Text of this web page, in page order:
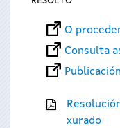
O
Consulta
xurado